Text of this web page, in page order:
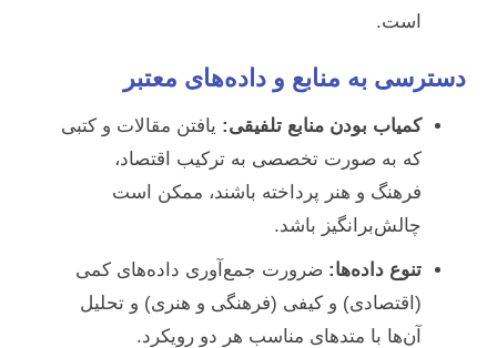
است.
دسترسی به منابع و داده‌های معتبر
کمیاب بودن منابع تلفیقی: یافتن مقالات و کتبی
که به صورت تخصصی به ترکیب اقتصاد،
فرهنگ و هنر پرداخته باشند، ممکن است
چالش‌برانگیز باشد.
تنوع داده‌ها: ضرورت جمع‌آوری داده‌های کمی
(اقتصادی) و کیفی (فرهنگی و هنری) و تحلیل
آن‌ها با متدهای مناسب هر دو رویکرد.